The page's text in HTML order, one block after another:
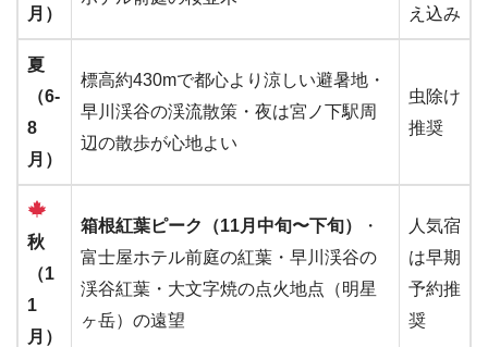
月）
え込み
夏
（6-
8
月）
標高約430mで都心より涼しい避暑地・
早川渓谷の渓流散策・夜は宮ノ下駅周
辺の散歩が心地よい
虫除け
推奨
秋
（1
1
月）
箱根紅葉ピーク（11月中旬〜下旬）
・
富士屋ホテル前庭の紅葉・早川渓谷の
渓谷紅葉・大文字焼の点火地点（明星
ヶ岳）の遠望
人気宿
は早期
予約推
奨